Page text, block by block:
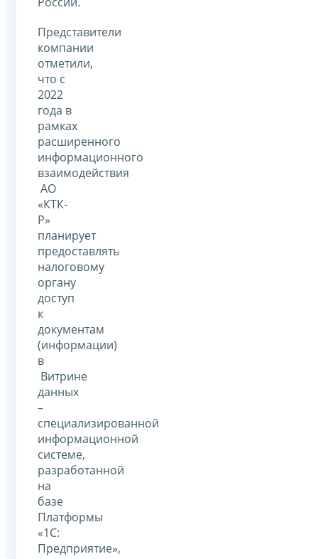
Представители
компании
отметили,
что с
2022
года в
рамках
расширенного
информационного
взаимодействия
АО
«КТК-
Р»
планирует
предоставлять
налоговому
органу
доступ
к
документам
(информации)
в
Витрине
данных
–
специализированной
информационной
системе,
разработанной
на
базе
Платформы
«1С:
Предприятие»,